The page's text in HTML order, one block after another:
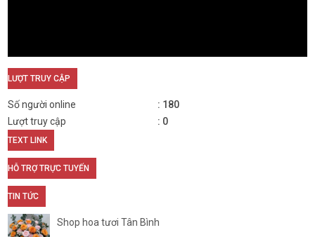
LƯỢT TRUY CẬP
Số người online
180
Lượt truy cập
0
TEXT LINK
HỖ TRỢ TRỰC TUYẾN
TIN TỨC
Shop hoa tươi Tân Bình